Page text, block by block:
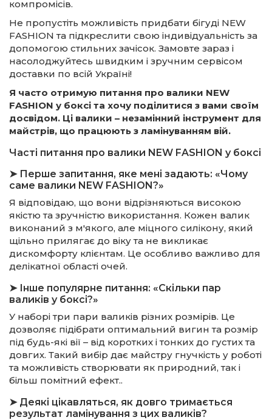
компромісів.
Не пропустіть можливість придбати бігуді NEW
FASHION та підкреслити свою індивідуальність за
допомогою стильних зачісок. Замовте зараз і
насолоджуйтесь швидким і зручним сервісом
доставки по всій Україні!
Я часто отримую питання про валики NEW
FASHION у боксі та хочу поділитися з вами своїм
досвідом. Ці валики – незамінний інструмент для
майстрів, що працюють з ламінуванням вій.
Часті питання про валики NEW FASHION у боксі
➤ Перше запитання, яке мені задають: «Чому
саме валики NEW FASHION?»
Я відповідаю, що вони відрізняються високою
якістю та зручністю використання. Кожен валик
виконаний з м'якого, але міцного силікону, який
щільно прилягає до віку та не викликає
дискомфорту клієнтам. Це особливо важливо для
делікатної області очей.
➤ Інше популярне питання: «Скільки пар
валиків у боксі?»
У наборі три пари валиків різних розмірів. Це
дозволяє підібрати оптимальний вигин та розмір
під будь-які вії – від коротких і тонких до густих та
довгих. Такий вибір дає майстру гнучкість у роботі
та можливість створювати як природний, так і
більш помітний ефект..
➤ Деякі цікавляться, як довго тримається
результат ламінування з цих валиків?